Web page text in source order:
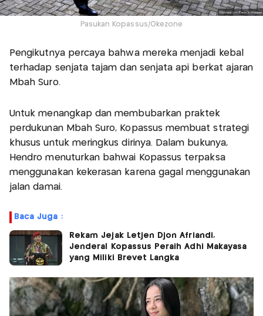
Pasukan Kopassus/Okezone
Pengikutnya percaya bahwa mereka menjadi kebal
terhadap senjata tajam dan senjata api berkat ajaran
Mbah Suro.
Untuk menangkap dan membubarkan praktek
perdukunan Mbah Suro, Kopassus membuat strategi
khusus untuk meringkus dirinya. Dalam bukunya,
Hendro menuturkan bahwai Kopassus terpaksa
menggunakan kekerasan karena gagal menggunakan
jalan damai.
Baca Juga :
Rekam Jejak Letjen Djon Afriandi,
Jenderal Kopassus Peraih Adhi Makayasa
yang Miliki Brevet Langka